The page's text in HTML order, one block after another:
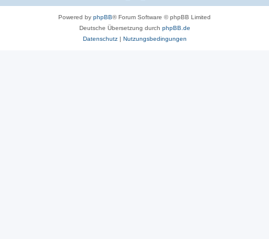
Powered by phpBB® Forum Software © phpBB Limited
Deutsche Übersetzung durch phpBB.de
Datenschutz| Nutzungsbedingungen